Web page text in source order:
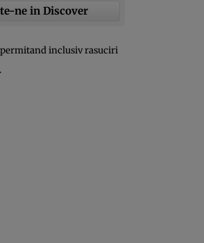
ne in Discover
inclusiv rasuciri